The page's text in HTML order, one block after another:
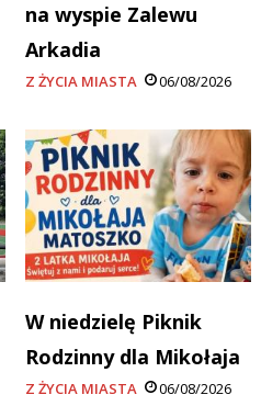
na wyspie Zalewu
Arkadia
Z ŻYCIA MIASTA 06/08/2026
W niedzielę Piknik
Rodzinny dla Mikołaja
Z ŻYCIA MIASTA 06/08/2026